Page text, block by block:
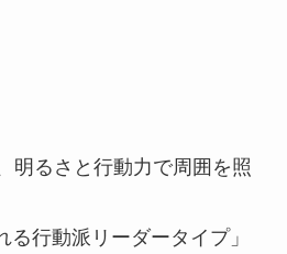
明るさと行動力で周囲を照
行動派リーダータイプ」